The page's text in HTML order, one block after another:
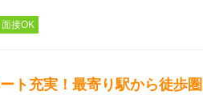
接OK
ト充実！最寄り駅から徒歩圏